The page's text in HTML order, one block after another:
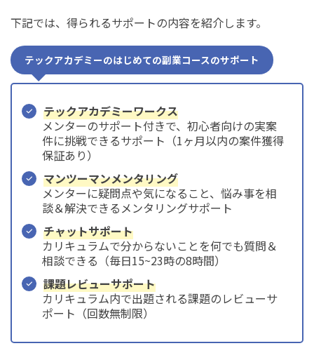
下記では、得られるサポートの内容を紹介します。
テックアカデミーのはじめての副業コースのサポート
テックアカデミーワークス
メンターのサポート付きで、初心者向けの実案
件に挑戦できるサポート（1ヶ月以内の案件獲得
保証あり）
マンツーマンメンタリング
メンターに疑問点や気になること、悩み事を相
談＆解決できるメンタリングサポート
チャットサポート
カリキュラムで分からないことを何でも質問＆
相談できる（毎日15~23時の8時間）
課題レビューサポート
カリキュラム内で出題される課題のレビューサ
ポート（回数無制限）